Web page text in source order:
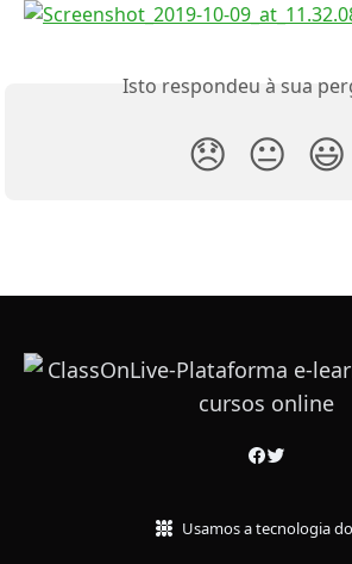
Isto respondeu à sua
😞 😐 😃
Usamos a tecnologia